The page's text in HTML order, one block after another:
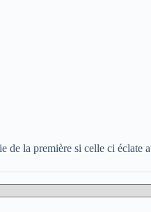
de la première si celle ci éclate